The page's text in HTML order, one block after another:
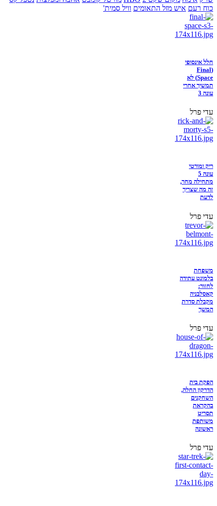
כוח רעם איש מזל התאומים וויל סמית'
חלל אינסופי
(Final
Space) לא
תמשיך אחרי
עונה 3
עדי פרל
ריק ומורטי
עונה 5
מתחילה מחר,
זה מה שצריך
לדעת
עדי פרל
משפחת
בלמונט עתידה
לחזור:
קאסלבניה
מקבלת סדרת
המשך
עדי פרל
הפקת בית
הדרקון החלה,
השחקנים
בהקראת
תסריט
משותפת
ראשונה
עדי פרל